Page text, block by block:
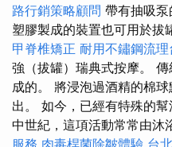
路行銷策略顧問 帶有抽吸
塑膠製成的裝置也可用於拔
甲脊椎矯正 耐用不鏽鋼流理
強（拔罐）瑞典式按摩。
成的。 將浸泡過酒精的棉
出。 如今，已經有特殊的
中世紀，這項活動常常由沐
服務 肉毒桿菌除皺體驗 台